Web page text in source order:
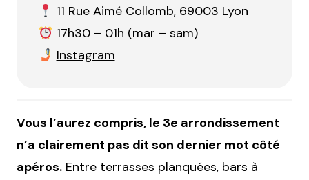
11 Rue Aimé Collomb, 69003 Lyon
17h30 – 01h (mar – sam)
Instagram
Vous l’aurez compris, le 3e arrondissement
n’a clairement pas dit son dernier mot côté
apéros. Entre terrasses planquées, bars à